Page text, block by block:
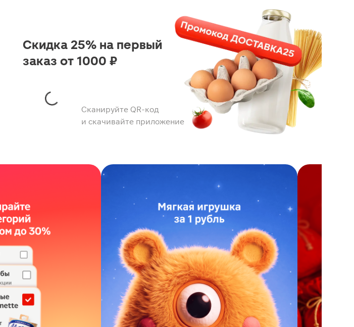
Сканируйте QR-код
и скачивайте приложение
Скидка 25% на первый
заказ от 1000 ₽